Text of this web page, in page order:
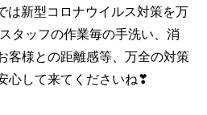
は新型コロナウイルス対策を万
タッフの作業毎の手洗い、消
客様との距離感等、万全の対策
心して来てくださいね❣